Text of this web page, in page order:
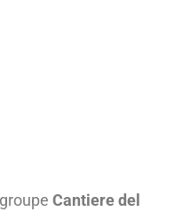
Cantiere del